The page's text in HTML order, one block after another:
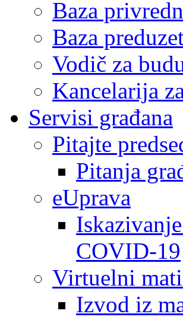
Baza
Baza
Vodič za
Kancelarija
Servisi građana
Pitajte
Pitanja
eUprava
COVID-19
Virtuelni
Izvod iz